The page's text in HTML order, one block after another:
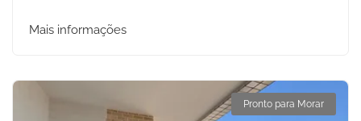
Mais informações
Pronto para Morar